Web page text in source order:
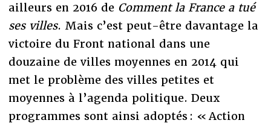
ailleurs en 2016 de Comment la France a tué
ses villes. Mais c’est peut-être davantage la
victoire du Front national dans une
douzaine de villes moyennes en 2014 qui
met le problème des villes petites et
moyennes à l’agenda politique. Deux
programmes sont ainsi adoptés : « Action